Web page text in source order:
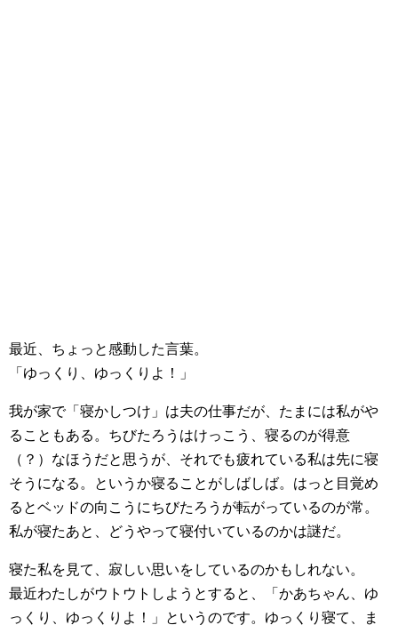
最近、ちょっと感動した言葉。
「ゆっくり、ゆっくりよ！」
我が家で「寝かしつけ」は夫の仕事だが、たまには私がや
ることもある。ちびたろうはけっこう、寝るのが得意
（？）なほうだと思うが、それでも疲れている私は先に寝
そうになる。というか寝ることがしばしば。はっと目覚め
るとベッドの向こうにちびたろうが転がっているのが常。
私が寝たあと、どうやって寝付いているのかは謎だ。
寝た私を見て、寂しい思いをしているのかもしれない。
最近わたしがウトウトしようとすると、「かあちゃん、ゆ
っくり、ゆっくりよ！」というのです。ゆっくり寝て、ま